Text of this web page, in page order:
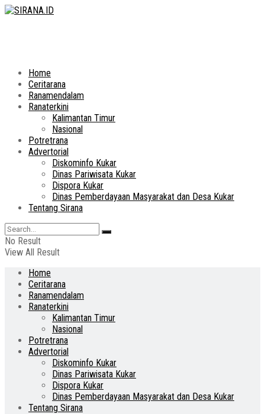
Home
Ceritarana
Ranamendalam
Ranaterkini
Kalimantan Timur
Nasional
Potretrana
Advertorial
Diskominfo Kukar
Dinas Pariwisata Kukar
Dispora Kukar
Dinas Pemberdayaan Masyarakat dan Desa Kukar
Tentang Sirana
No Result
View All Result
Home
Ceritarana
Ranamendalam
Ranaterkini
Kalimantan Timur
Nasional
Potretrana
Advertorial
Diskominfo Kukar
Dinas Pariwisata Kukar
Dispora Kukar
Dinas Pemberdayaan Masyarakat dan Desa Kukar
Tentang Sirana